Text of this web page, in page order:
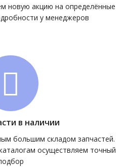
новую акцию на определённые
у менеджеров
в наличии
большим складом запчастей.
осуществляем точный